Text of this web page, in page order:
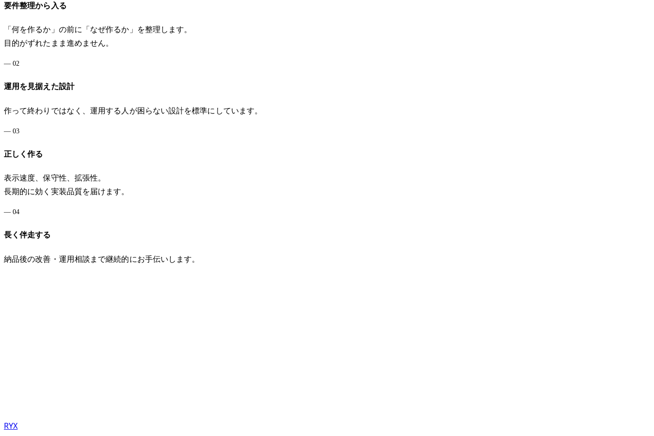
要件整理から入る
「何を作るか」の前に「なぜ作るか」を整理します。
目的がずれたまま進めません。
—02
運用を見据えた設計
作って終わりではなく、運用する人が困らない設計を標準にしています。
—03
正しく作る
表示速度、保守性、拡張性。
長期的に効く実装品質を届けます。
—04
長く伴走する
納品後の改善・運用相談まで継続的にお手伝いします。
RYX